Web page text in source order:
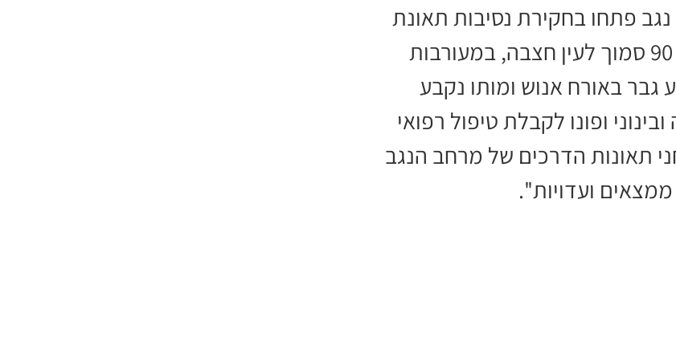
נגב פתחו בחקירת נסיבות תאונת
דרכים קטלנית שאירעה לפני זמן קצר בכביש 90 סמוך לעין חצבה, במעורבות
באורח אנוש ומותו נקבע
ובינוני ופונו לקבלת טיפול רפואי
תאונות הדרכים של מרחב הנגב
ועדויות''.